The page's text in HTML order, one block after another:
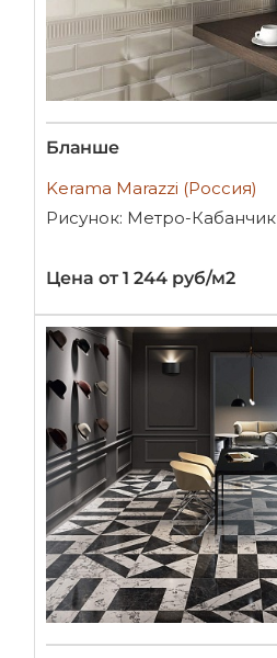
Бланше
Kerama Marazzi (Россия)
Рисунок: Метро-Кабанчик
Цена от 1 244 руб/м2